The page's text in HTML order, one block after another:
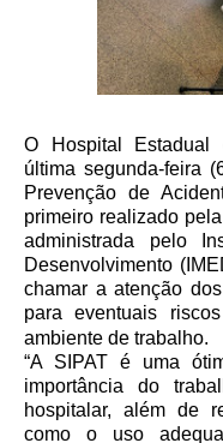
O Hospital Estadual
última segunda-feira
Prevenção de
primeiro realizado
administrada pelo
Desenvolvimento
chamar a atenção
para eventuais
ambiente de trabalho.
“A SIPAT é uma
importância do
hospitalar, além de
como o uso